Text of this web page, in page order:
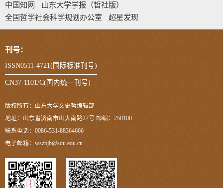
中国知网
山东大学学报（哲社版）
全国哲学社会科学规划办公室
超星发现
刊号：
ISSN0511-4721(国际标准刊号)
CN37-1101/C(国内统一刊号)
版权所有：山东大学文史哲编辑部
地址：山东省济南市山大南路27号 邮编：250100
联系电话：0086-531-88364666
电子邮箱：wszbjb@sdu.edu.cn